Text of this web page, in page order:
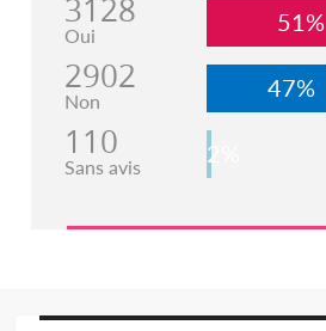
3128
Oui 51%
2902
Non 47%
110
Sans avis 2%